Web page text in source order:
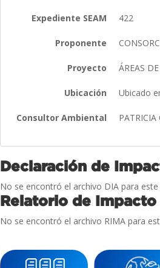
Expediente SEAM 422
Proponente
Proyecto ÁREAS
Ubicación Ubicado
Consultor Ambiental PATRICIA
Declaración de
No se encontró el archivo DIA para este
Relatorio de
No se encontró el archivo RIMA para